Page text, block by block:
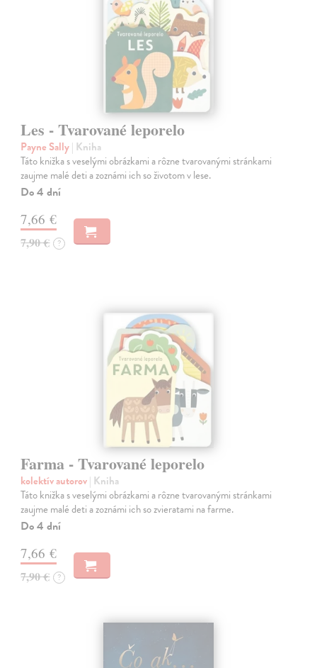
Les - Tvarované leporelo
Payne Sally| Kniha
Táto knižka s veselými obrázkami a rôzne tvarovanými stránkami
zaujme malé deti a zoznámi ich so životom v lese.
Do 4 dní
7,66 €
7,90 € ?
Farma - Tvarované leporelo
kolektív autorov| Kniha
Táto knižka s veselými obrázkami a rôzne tvarovanými stránkami
zaujme malé deti a zoznámi ich so zvieratami na farme.
Do 4 dní
7,66 €
7,90 € ?